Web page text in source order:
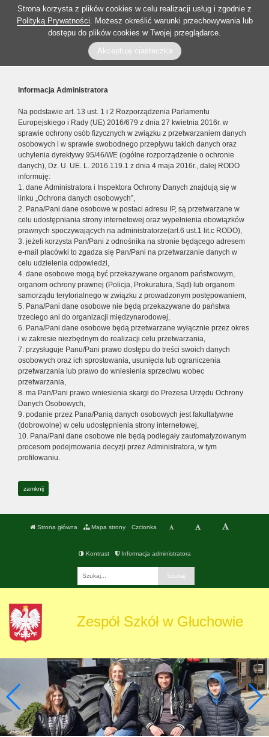
Strona korzysta z plików cookies w celu realizacji usług i zgodnie z
Polityką Prywatności. Możesz określić warunki przechowywania lub
dostępu do plików cookies w Twojej przeglądarce.
Akceptuję ciasteczka
Informacja Administratora
Na podstawie art. 13 ust. 1 i 2 Rozporządzenia Parlamentu
Europejskiego i Rady (UE) 2016/679 z dnia 27 kwietnia 2016r. w
sprawie ochrony osób fizycznych w związku z przetwarzaniem danych
osobowych i w sprawie swobodnego przepływu takich danych oraz
uchylenia dyrektywy 95/46/WE (ogólne rozporządzenie o ochronie
danych), Dz. U. UE. L. 2016.119.1 z dnia 4 maja 2016r., dalej RODO
informuję:
1. dane Administratora i Inspektora Ochrony Danych znajdują się w
linku „Ochrona danych osobowych”,
2. Pana/Pani dane osobowe w postaci adresu IP, są przetwarzane w
celu udostępniania strony internetowej oraz wypełnienia obowiązków
prawnych spoczywających na administratorze(art.6 ust.1 lit.c RODO),
3. jeżeli korzysta Pan/Pani z odnośnika na stronie będącego adresem
e-mail placówki to zgadza się Pan/Pani na przetwarzanie danych w
celu udzielenia odpowiedzi,
4. dane osobowe mogą być przekazywane organom państwowym,
organom ochrony prawnej (Policja, Prokuratura, Sąd) lub organom
samorządu terytorialnego w związku z prowadzonym postępowaniem,
5. Pana/Pani dane osobowe nie będą przekazywane do państwa
trzeciego ani do organizacji międzynarodowej,
6. Pana/Pani dane osobowe będą przetwarzane wyłącznie przez okres
i w zakresie niezbędnym do realizacji celu przetwarzania,
7. przysługuje Panu/Pani prawo dostępu do treści swoich danych
osobowych oraz ich sprostowania, usunięcia lub ograniczenia
przetwarzania lub prawo do wniesienia sprzeciwu wobec
przetwarzania,
8. ma Pan/Pani prawo wniesienia skargi do Prezesa Urzędu Ochrony
Danych Osobowych,
9. podanie przez Pana/Panią danych osobowych jest fakultatywne
(dobrowolne) w celu udostępnienia strony internetowej,
10. Pana/Pani dane osobowe nie będą podlegały zautomatyzowanym
procesom podejmowania decyzji przez Administratora, w tym
profilowaniu.
zamknij
Strona główna Mapa strony Czcionka
Kontrast Informacja administratora
Zespół Szkół w Głuchowie